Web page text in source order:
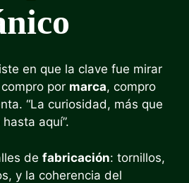
en que la clave fue mirar
compro por marca, compro
“La curiosidad, más que
aquí”.
de fabricación: tornillos,
y la coherencia del